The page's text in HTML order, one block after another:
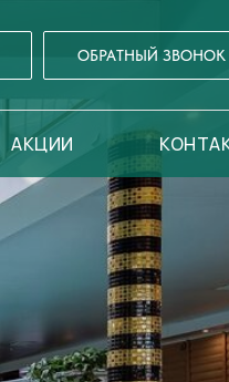
ОБРАТНЫЙ ЗВОНОК
АКЦИИ